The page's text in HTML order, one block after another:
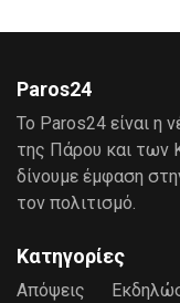
Paros24
Το Paros24 είναι η
της Πάρου και των
δίνουμε έμφαση
τον πολιτισμό.
Κατηγορίες
Απόψεις